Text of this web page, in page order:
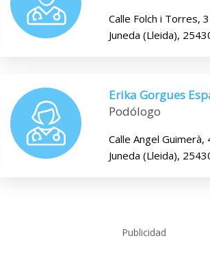
Calle Folch i Torres,
Juneda (Lleida),
Erika Gorgues
Podólogo
Calle Angel Guimerà,
Juneda (Lleida),
Publicidad